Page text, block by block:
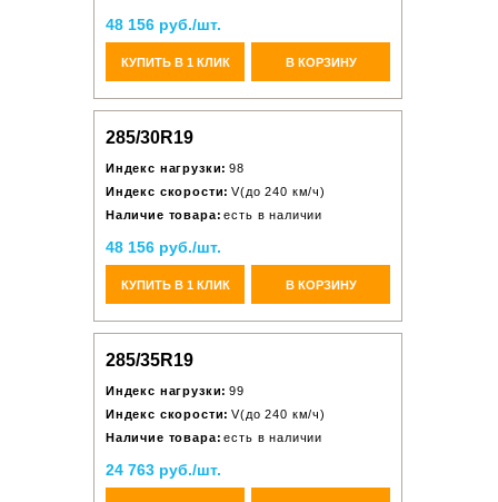
48 156 руб./шт.
КУПИТЬ В 1 КЛИК В КОРЗИНУ
285/30R19
Индекс нагрузки: 98
Индекс скорости: V(до 240 км/ч)
Наличие товара: есть в наличии
48 156 руб./шт.
КУПИТЬ В 1 КЛИК В КОРЗИНУ
285/35R19
Индекс нагрузки: 99
Индекс скорости: V(до 240 км/ч)
Наличие товара: есть в наличии
24 763 руб./шт.